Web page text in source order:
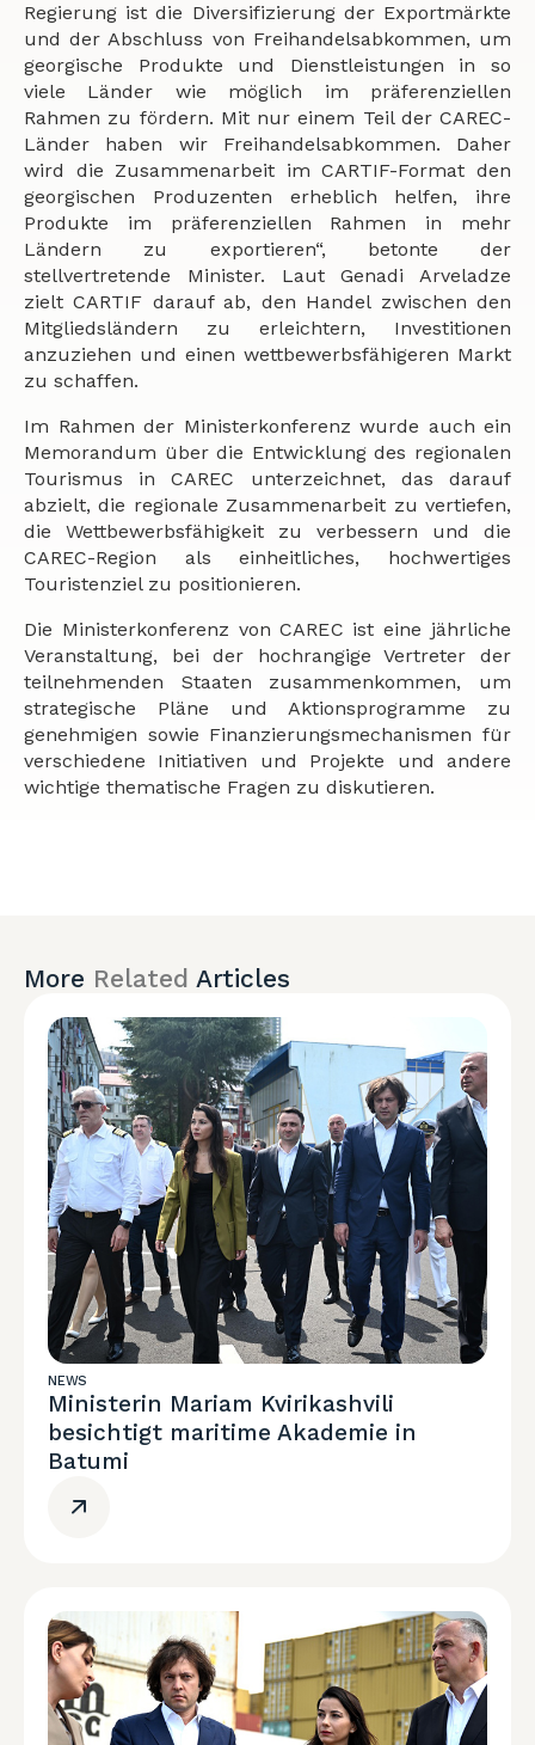
Regierung ist die Diversifizierung der Exportmärkte
und der Abschluss von Freihandelsabkommen, um
georgische Produkte und Dienstleistungen in so
viele Länder wie möglich im präferenziellen
Rahmen zu fördern. Mit nur einem Teil der CAREC-
Länder haben wir Freihandelsabkommen. Daher
wird die Zusammenarbeit im CARTIF-Format den
georgischen Produzenten erheblich helfen, ihre
Produkte im präferenziellen Rahmen in mehr
Ländern zu exportieren“, betonte der
stellvertretende Minister. Laut Genadi Arveladze
zielt CARTIF darauf ab, den Handel zwischen den
Mitgliedsländern zu erleichtern, Investitionen
anzuziehen und einen wettbewerbsfähigeren Markt
zu schaffen.
Im Rahmen der Ministerkonferenz wurde auch ein
Memorandum über die Entwicklung des regionalen
Tourismus in CAREC unterzeichnet, das darauf
abzielt, die regionale Zusammenarbeit zu vertiefen,
die Wettbewerbsfähigkeit zu verbessern und die
CAREC-Region als einheitliches, hochwertiges
Touristenziel zu positionieren.
Die Ministerkonferenz von CAREC ist eine jährliche
Veranstaltung, bei der hochrangige Vertreter der
teilnehmenden Staaten zusammenkommen, um
strategische Pläne und Aktionsprogramme zu
genehmigen sowie Finanzierungsmechanismen für
verschiedene Initiativen und Projekte und andere
wichtige thematische Fragen zu diskutieren.
More Related Articles
NEWS
Ministerin Mariam Kvirikashvili
besichtigt maritime Akademie in
Batumi